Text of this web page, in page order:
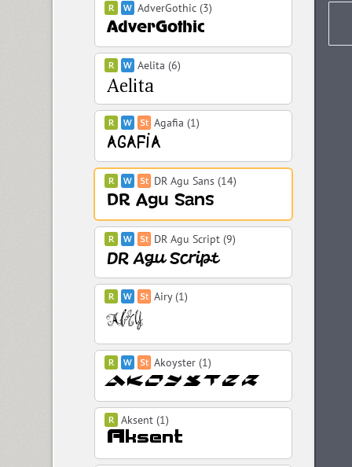
AdverGothic (3)
Aelita (6)
Agafia (1)
DR Agu Sans (14)
DR Agu Script (9)
Airy (1)
Akoyster (1)
Aksent (1)